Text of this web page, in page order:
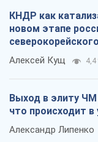
КНДР как
новом этапе
Алексей Кущ 4,4
Выход в элиту
что происходит в
Александр Липенко